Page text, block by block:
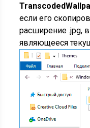
если его
расширение .jpg,
являющееся